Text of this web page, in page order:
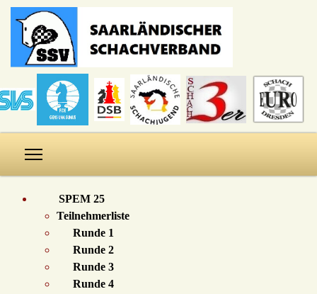
SPEM 25
Teilnehmerliste
Runde 1
Runde 2
Runde 3
Runde 4